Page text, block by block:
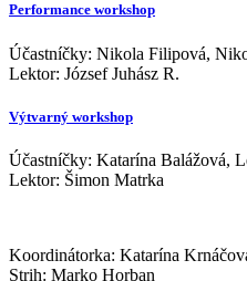
Performance workshop
Účastníčky: Nikola Filipová,
Lektor: József Juhász R.
Výtvarný workshop
Účastníčky: Katarína Balážová,
Lektor: Šimon Matrka
Koordinátorka: Katarína
Strih: Marko Horban